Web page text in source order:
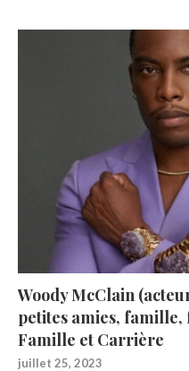
Woody McClain
petites amies, famille,
Famille et Carrière
juillet 25, 2023